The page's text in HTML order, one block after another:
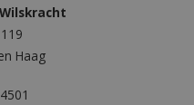
Haag